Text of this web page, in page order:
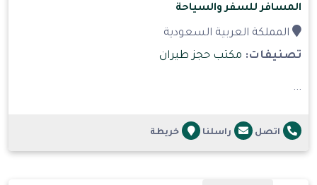
المسافر للسفر والسياحة
المملكة العربية السعودية
تصنيفات: مكتب حجز طيران
...
اتصل راسلنا خريطة